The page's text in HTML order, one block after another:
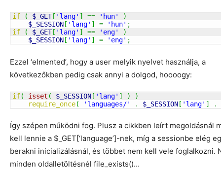
if ( $_GET[ 'lang' ] == 'hun'
)
$_SESSION [ 'lang' ] = 'hun' ;
if
( $_GET[ 'lang' ] == 'eng'
)
$_SESSION [ 'lang' ] = 'eng' ;
Ezzel ‘elmented’, hogy a user melyik nyelvet használja, a
következőkben pedig csak annyi a dolgod, hoooogy:
if( isset ( $_SESSION[ 'lang' ] )
)
require_once( 'languages/' . $_SESSION[ 'lang' ] .
Így szépen működni fog. Plusz a cikkben leírt megoldásnál
kell lennie a $_GET[‘language’]-nek, míg a sessionbe elég
berakni inicializálásnál, és többet nem kell vele foglalkozni.
minden oldalletöltésnél file_exists()…